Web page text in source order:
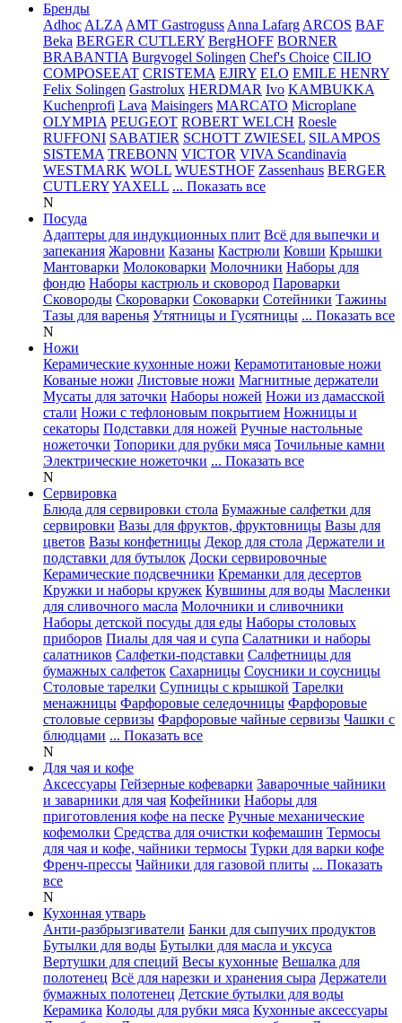
Бренды
Adhoc ALZA AMT Gastroguss Anna Lafarg ARCOS BAF
Beka BERGER CUTLERY BergHOFF BORNER
BRABANTIA Burgvogel Solingen Chef's Choice CILIO
COMPOSEEAT CRISTEMA EJIRY ELO EMILE HENRY
Felix Solingen Gastrolux HERDMAR Ivo KAMBUKKA
Kuchenprofi Lava Maisingers MARCATO Microplane
OLYMPIA PEUGEOT ROBERT WELCH Roesle
RUFFONI SABATIER SCHOTT ZWIESEL SILAMPOS
SISTEMA TREBONN VICTOR VIVA Scandinavia
WESTMARK WOLL WUESTHOF Zassenhaus BERGER
CUTLERYYAXELL ... Показать все
N
Посуда
Адаптеры для индукционных плит Всё для выпечки и
запекания Жаровни Казаны Кастрюли Ковши Крышки
Мантоварки Молоковарки Молочники Наборы для
фондю Наборы кастрюль и сковород Пароварки
Сковороды Скороварки Соковарки Сотейники Тажины
Тазы для варенья Утятницы и Гусятницы ... Показать все
N
Ножи
Керамические кухонные ножи Керамотитановые ножи
Кованые ножи Листовые ножи Магнитные держатели
Мусаты для заточки Наборы ножей Ножи из дамасской
стали Ножи с тефлоновым покрытием Ножницы и
секаторы Подставки для ножей Ручные настольные
ножеточки Топорики для рубки мяса Точильные камни
Электрические ножеточки ... Показать все
N
Сервировка
Блюда для сервировки стола Бумажные салфетки для
сервировки Вазы для фруктов, фруктовницы Вазы для
цветов Вазы конфетницы Декор для стола Держатели и
подставки для бутылок Доски сервировочные
Керамические подсвечники Креманки для десертов
Кружки и наборы кружек Кувшины для воды Масленки
для сливочного масла Молочники и сливочники
Наборы детской посуды для еды Наборы столовых
приборов Пиалы для чая и супа Салатники и наборы
салатников Салфетки-подставки Салфетницы для
бумажных салфеток Сахарницы Соусники и соусницы
Столовые тарелки Супницы с крышкой Тарелки
менажницы Фарфоровые селедочницы Фарфоровые
столовые сервизы Фарфоровые чайные сервизы Чашки с
блюдцами ... Показать все
N
Для чая и кофе
Аксессуары Гейзерные кофеварки Заварочные чайники
и заварники для чая Кофейники Наборы для
приготовления кофе на песке Ручные механические
кофемолки Средства для очистки кофемашин Термосы
для чая и кофе, чайники термосы Турки для варки кофе
Френч-прессы Чайники для газовой плиты ... Показать
все
N
Кухонная утварь
Анти-разбрызгиватели Банки для сыпучих продуктов
Бутылки для воды Бутылки для масла и уксуса
Вертушки для специй Весы кухонные Вешалка для
полотенец Всё для нарезки и хранения сыра Держатели
бумажных полотенец Детские бутылки для воды
Керамика Колоды для рубки мяса Кухонные аксессуары